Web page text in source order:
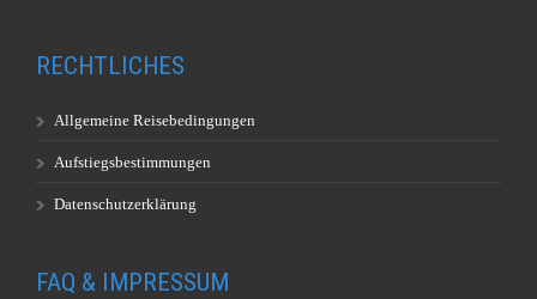
RECHTLICHES
Allgemeine Reisebedingungen
Aufstiegsbestimmungen
Datenschutzerklärung
FAQ & IMPRESSUM